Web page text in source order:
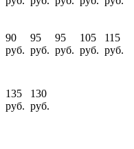
90
руб.
95
руб.
95
руб.
105
руб.
115
руб.
135
руб.
130
руб.